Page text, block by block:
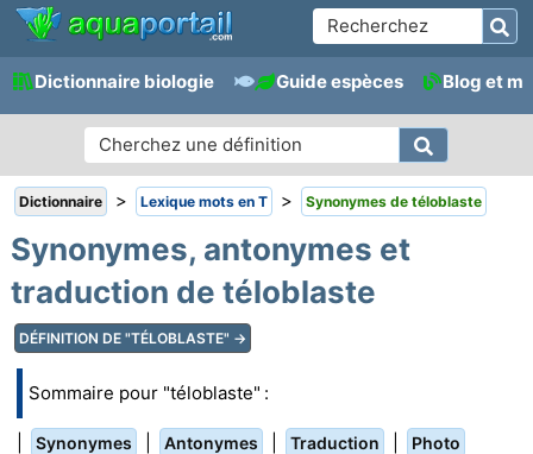
Dictionnaire biologie Guide espèces Blog et
Dictionnaire > Lexique mots en T > Synonymes de téloblaste
Synonymes, antonymes et
traduction de téloblaste
DÉFINITION DE "TÉLOBLASTE" →
Sommaire pour "téloblaste" :
Synonymes Antonymes Traduction Photo